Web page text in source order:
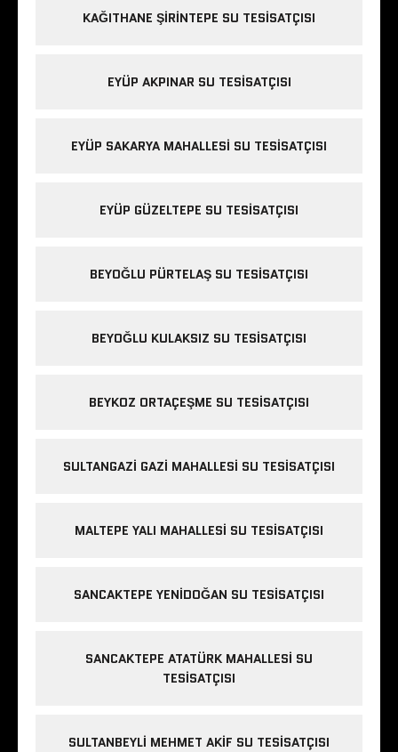
KAĞITHANE ŞIRINTEPE SU TESISATÇISI
EYÜP AKPINAR SU TESISATÇISI
EYÜP SAKARYA MAHALLESI SU TESISATÇISI
EYÜP GÜZELTEPE SU TESISATÇISI
BEYOĞLU PÜRTELAŞ SU TESISATÇISI
BEYOĞLU KULAKSIZ SU TESISATÇISI
BEYKOZ ORTAÇEŞME SU TESISATÇISI
SULTANGAZI GAZI MAHALLESI SU TESISATÇISI
MALTEPE YALI MAHALLESI SU TESISATÇISI
SANCAKTEPE YENIDOĞAN SU TESISATÇISI
SANCAKTEPE ATATÜRK MAHALLESI SU
TESISATÇISI
SULTANBEYLI MEHMET AKIF SU TESISATÇISI